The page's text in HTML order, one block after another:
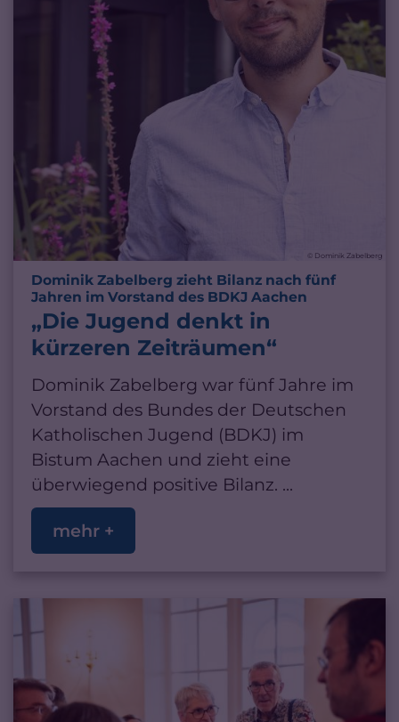
© Dominik Zabelberg
Dominik Zabelberg zieht Bilanz nach fünf
Jahren im Vorstand des BDKJ Aachen
„Die Jugend denkt in
kürzeren Zeiträumen“
Dominik Zabelberg war fünf Jahre im
Vorstand des Bundes der Deutschen
Katholischen Jugend (BDKJ) im
Bistum Aachen und zieht eine
überwiegend positive Bilanz. ...
mehr +